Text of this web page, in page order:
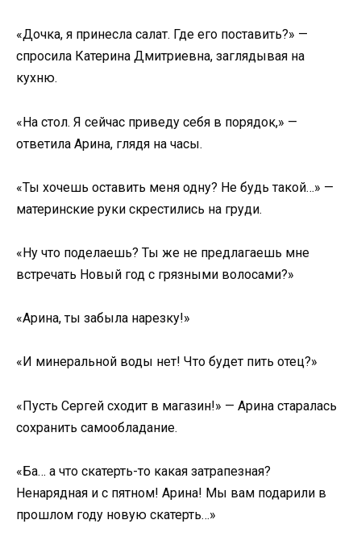
«Дочка, я принесла салат. Где его поставить?» —
спросила Катерина Дмитриевна, заглядывая на
кухню.
«На стол. Я сейчас приведу себя в порядок,» —
ответила Арина, глядя на часы.
«Ты хочешь оставить меня одну? Не будь такой…» —
материнские руки скрестились на груди.
«Ну что поделаешь? Ты же не предлагаешь мне
встречать Новый год с грязными волосами?»
«Арина, ты забыла нарезку!»
«И минеральной воды нет! Что будет пить отец?»
«Пусть Сергей сходит в магазин!» — Арина старалась
сохранить самообладание.
«Ба… а что скатерть-то какая затрапезная?
Ненарядная и с пятном! Арина! Мы вам подарили в
прошлом году новую скатерть…»